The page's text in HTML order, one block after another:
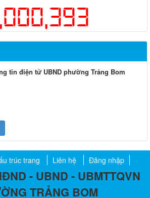
tin điện tử UBND phường Trảng Bom
trúc trang Liên hệ Đăng nhập
- UBND - UBMTTQVN
TRẢNG BOM